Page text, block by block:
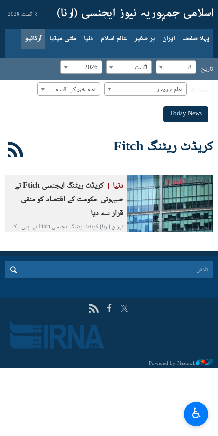
8 اگست، 2026
پہلا صفحہ ایران بر صغیر عالم اسلام دنیا ملٹی میڈیا آرکائیو
تاریخ 8 اگست 2026
تمام سروسز تمام خبر کی اقسام
Today News
کریڈٹ ریٹنگ Fitch
دنیا
کریڈٹ ریٹنگ ایجنسی Ftich نے
صیہونی حکومت کے اقتصاد کو منفی
قرار دے دیا
تہران (ارنا) کریڈٹ ریٹنگ ایجنسی Ftich نے اپنی ایک
نقطہ نظر کو منفی قرار دیا ہے۔
Powered by Nastooh
♿︎